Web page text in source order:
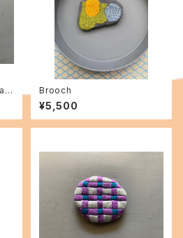
Brooch
¥5,500